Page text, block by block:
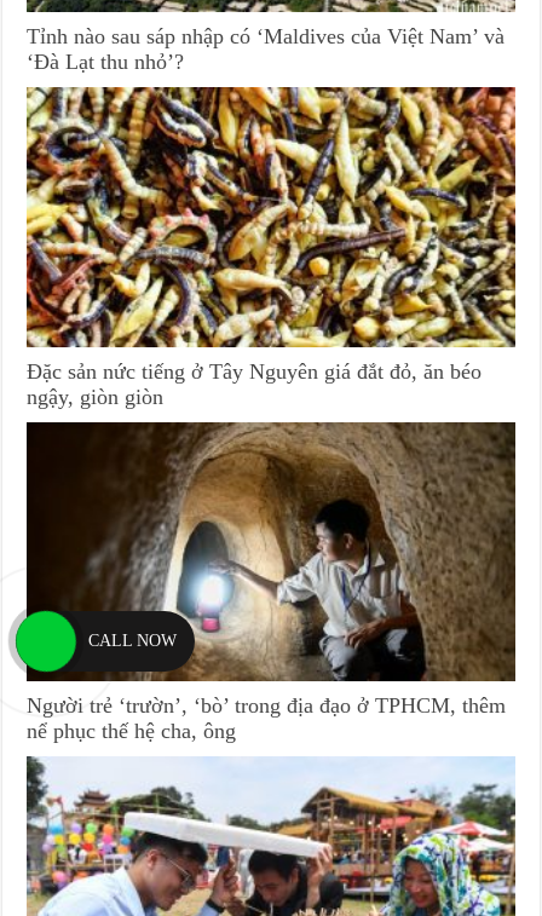
Tỉnh nào sau sáp nhập có ‘Maldives của Việt Nam’ và
‘Đà Lạt thu nhỏ’?
Đặc sản nức tiếng ở Tây Nguyên giá đắt đỏ, ăn béo
ngậy, giòn giòn
Người trẻ ‘trườn’, ‘bò’ trong địa đạo ở TPHCM, thêm
nể phục thế hệ cha, ông
CALL NOW